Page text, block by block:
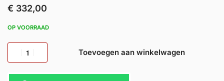
€ 332,00
OP VOORRAAD
Toevoegen aan winkelwagen